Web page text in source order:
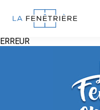
La Fenêtrière
ERREUR